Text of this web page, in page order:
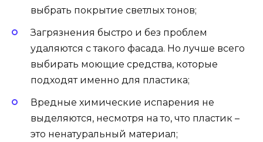
выбрать покрытие светлых тонов;
Загрязнения быстро и без проблем
удаляются с такого фасада. Но лучше всего
выбирать моющие средства, которые
подходят именно для пластика;
Вредные химические испарения не
выделяются, несмотря на то, что пластик –
это ненатуральный материал;